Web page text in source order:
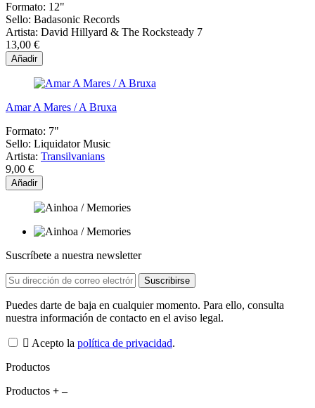
Formato: 12"
Sello: Badasonic Records
Artista: David Hillyard & The Rocksteady 7
13,00 €
Añadir
Amar A Mares / A Bruxa
Formato: 7"
Sello: Liquidator Music
Artista: Transilvanians
9,00 €
Añadir
Suscríbete a nuestra newsletter
Puedes darte de baja en cualquier momento. Para ello, consulta
nuestra información de contacto en el aviso legal.
Acepto la política de privacidad.
Productos
Productos